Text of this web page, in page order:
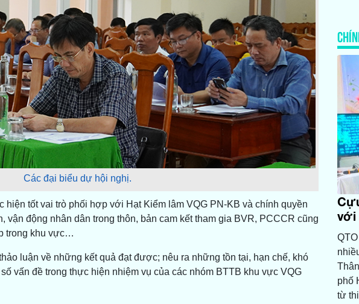
Các đại biểu dự hội nghị.
hiện tốt vai trò phối hợp với Hạt Kiểm lâm VQG PN-KB và chính quyền
vận động nhân dân trong thôn, bản cam kết tham gia BVR, PCCCR cũng
trong khu vực…
luận về những kết quả đạt được; nêu ra những tồn tại, hạn chế, khó
vấn đề trong thực hiện nhiệm vụ của các nhóm BTTB khu vực VQG
với
phố
từ